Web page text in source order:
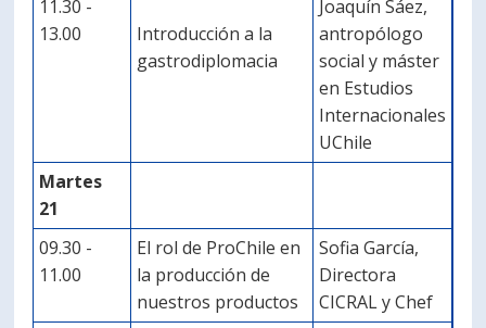
11.30 -
13.00
Introducción a la
gastrodiplomacia
Joaquín Sáez,
antropólogo
social y máster
en Estudios
Internacionales
UChile
Martes
21
09.30 -
11.00
El rol de ProChile en
la producción de
nuestros productos
Sofia García,
Directora
CICRAL y Chef